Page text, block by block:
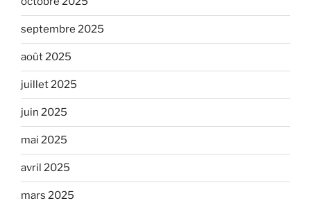
septembre 2025
août 2025
juillet 2025
juin 2025
mai 2025
avril 2025
mars 2025